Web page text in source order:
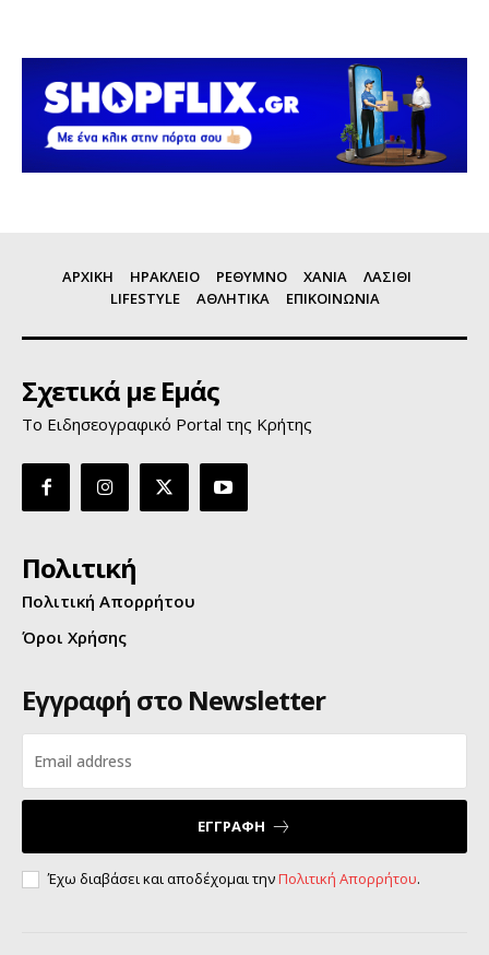
ΑΡΧΙΚΗ ΗΡΑΚΛΕΙΟ ΡΕΘΥΜΝΟ ΧΑΝΙΑ
ΛΑΣΙΘΙ
LIFESTYLE
ΑΘΛΗΤΙΚΑ ΕΠΙΚΟΙΝΩΝΙΑ
Σχετικά με Εμάς
Το Ειδησεογραφικό Portal της Κρήτης
Πολιτική
Πολιτική Απορρήτου
Όροι Χρήσης
Εγγραφή στο Newsletter
ΕΓΓΡΑΦΗ
Έχω διαβάσει και αποδέχομαι τηνΠολιτική Απορρήτου.